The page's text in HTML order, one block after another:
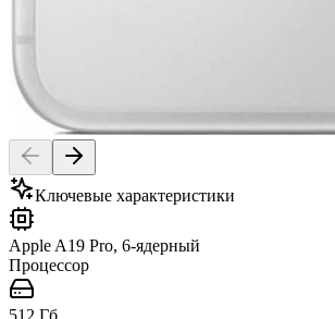
Ключевые характеристики
Apple A19 Pro, 6-ядерный
Процессор
512 Гб